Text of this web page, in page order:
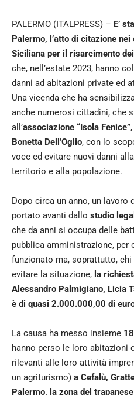
PALERMO (ITALPRESS) – E’
Palermo, l’atto di citazione
Siciliana per il risarcimento
che, nell’estate 2023, hanno
danni ad abitazioni private ed
Una vicenda che ha
anche numerosi cittadini, che
all’associazione “Isola Fenice”
Bonetta Dell’Oglio, con lo
voce ed evitare nuovi danni
territorio e alla popolazione.
Dopo circa un anno, un lavoro
portato avanti dallo studio
che da anni si occupa delle
pubblica amministrazione, per
funzionato ma, soprattutto,
evitare la situazione, la
Alessandro Palmigiano, Licia
è di quasi 2.000.000,00 di
La causa ha messo insieme
hanno perso le loro abitazioni
rilevanti alle loro attività
un agriturismo) a Cefalù,
Palermo, la zona del